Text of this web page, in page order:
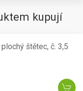
kupují
štětec, č. 3,5